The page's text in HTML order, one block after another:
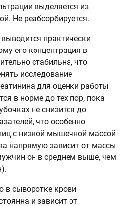
выделяется из
Не реабсорбируется.
практически
его концентрация в
стабильна, что
исследование
для оценки работы
в норме до тех пор, пока
не снизится до
что особенно
с низкой мышечной массой
напрямую зависит от массы
он в среднем выше, чем
в сыворотке крови
и зависит от